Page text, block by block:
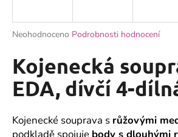
Průměrné
produktu
je
0,0
hvězdiček.
Neohodnoceno Podrobnosti hodnocení
Kojenecká
EDA, dívčí 4-
Kojenecké souprava s růžovými
podkladě spojuje body s dlouhými
j
t
?